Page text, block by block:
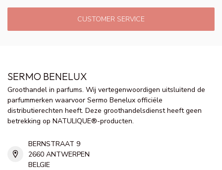
CUSTOMER SERVICE
SERMO BENELUX
Groothandel in parfums. Wij vertegenwoordigen uitsluitend de
parfummerken waarvoor Sermo Benelux officiële
distributierechten heeft. Deze groothandelsdienst heeft geen
betrekking op NATULIQUE®-producten.
BERNSTRAAT 9
2660 ANTWERPEN
BELGIE